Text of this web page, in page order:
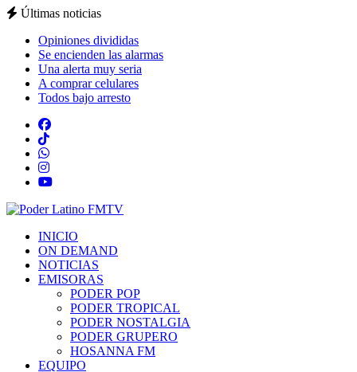
Últimas noticias
Opiniones divididas
Se encienden las alarmas
Una alerta muy seria
A comprar celulares
Todos bajo arresto
INICIO
ON DEMAND
NOTICIAS
EMISORAS
PODER POP
PODER TROPICAL
PODER NOSTALGIA
PODER GRUPERO
HOSANNA FM
EQUIPO